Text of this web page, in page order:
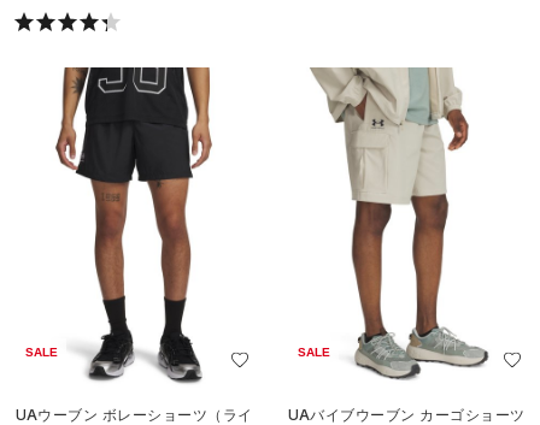
SALE
UAウーブン ボレーショーツ（ライ
SALE
UAバイブウーブン カーゴショーツ